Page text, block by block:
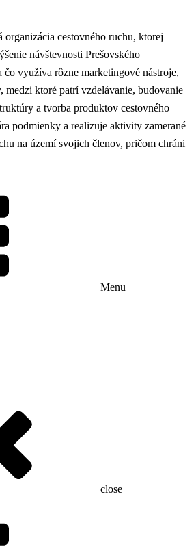
organizácia cestovného ruchu, ktorej
návštevnosti Prešovského
čo využíva rôzne marketingové nástroje,
medzi ktoré patrí vzdelávanie, budovanie
a tvorba produktov cestovného
podmienky a realizuje aktivity zamerané
na území svojich členov, pričom chráni
Menu
close